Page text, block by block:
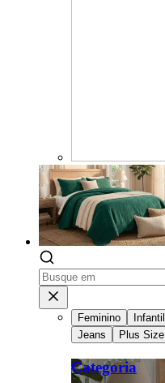
Feminino Infantil
Jeans
Plus Size
Categoria